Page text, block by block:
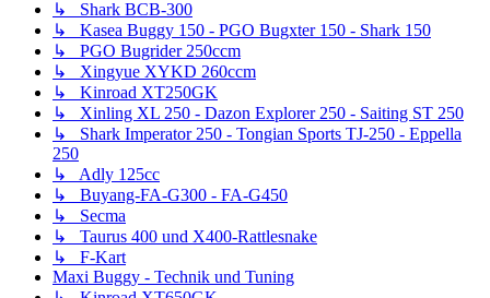
↳ Shark BCB-300
↳ Kasea Buggy 150 - PGO Bugxter 150 - Shark 150
↳ PGO Bugrider 250ccm
↳ Xingyue XYKD 260ccm
↳ Kinroad XT250GK
↳ Xinling XL 250 - Dazon Explorer 250 - Saiting ST 250
↳ Shark Imperator 250 - Tongian Sports TJ-250 - Eppella
250
↳ Adly 125cc
↳ Buyang-FA-G300 - FA-G450
↳ Secma
↳ Taurus 400 und X400-Rattlesnake
↳ F-Kart
Maxi Buggy - Technik und Tuning